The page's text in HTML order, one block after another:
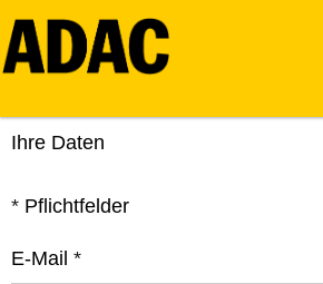
Ihre Daten
* Pflichtfelder
E-Mail *